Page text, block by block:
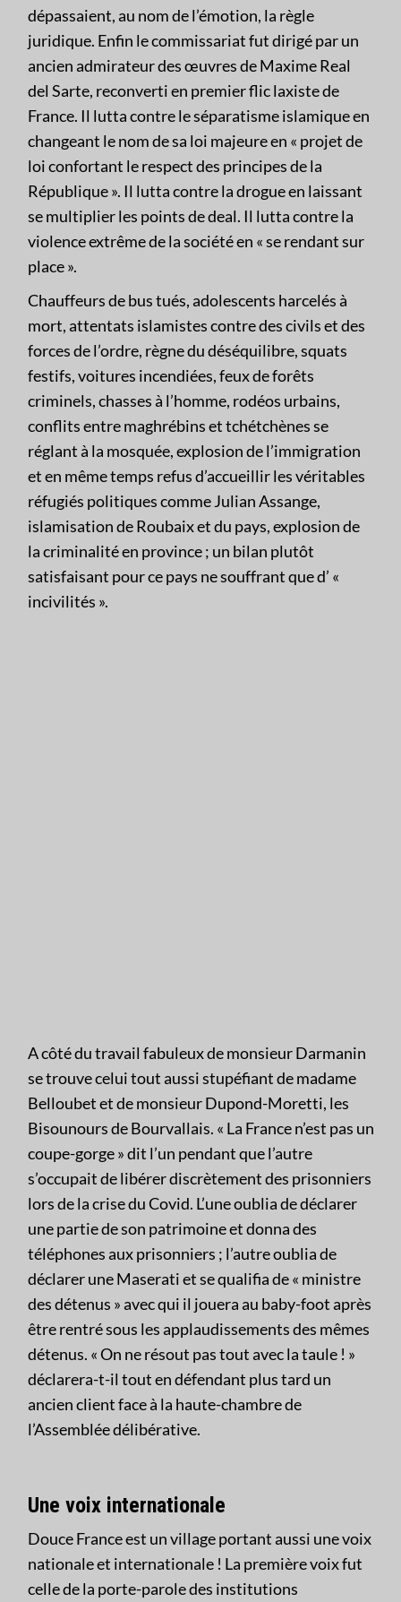
dépassaient, au nom de l’émotion, la règle
juridique. Enfin le commissariat fut dirigé par un
ancien admirateur des œuvres de Maxime Real
del Sarte, reconverti en premier flic laxiste de
France. Il lutta contre le séparatisme islamique en
changeant le nom de sa loi majeure en « projet de
loi confortant le respect des principes de la
République ». Il lutta contre la drogue en laissant
se multiplier les points de deal. Il lutta contre la
violence extrême de la société en « se rendant sur
place ».
Chauffeurs de bus tués, adolescents harcelés à
mort, attentats islamistes contre des civils et des
forces de l’ordre, règne du déséquilibre, squats
festifs, voitures incendiées, feux de forêts
criminels, chasses à l’homme, rodéos urbains,
conflits entre maghrébins et tchétchènes se
réglant à la mosquée, explosion de l’immigration
et en même temps refus d’accueillir les véritables
réfugiés politiques comme Julian Assange,
islamisation de Roubaix et du pays, explosion de
la criminalité en province ; un bilan plutôt
satisfaisant pour ce pays ne souffrant que d’ «
incivilités ».
A côté du travail fabuleux de monsieur Darmanin
se trouve celui tout aussi stupéfiant de madame
Belloubet et de monsieur Dupond-Moretti, les
Bisounours de Bourvallais. « La France n’est pas un
coupe-gorge » dit l’un pendant que l’autre
s’occupait de libérer discrètement des prisonniers
lors de la crise du Covid. L’une oublia de déclarer
une partie de son patrimoine et donna des
téléphones aux prisonniers ; l’autre oublia de
déclarer une Maserati et se qualifia de « ministre
des détenus » avec qui il jouera au baby-foot après
être rentré sous les applaudissements des mêmes
détenus. « On ne résout pas tout avec la taule ! »
déclarera-t-il tout en défendant plus tard un
ancien client face à la haute-chambre de
l’Assemblée délibérative.
Une voix internationale
Douce France est un village portant aussi une voix
nationale et internationale ! La première voix fut
celle de la porte-parole des institutions